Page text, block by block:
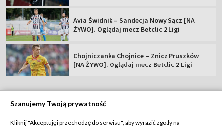
Avia Świdnik – Sandecja Nowy Sącz [NA
ŻYWO]. Oglądaj mecz Betclic 2 Ligi
Chojniczanka Chojnice – Znicz Pruszków
[NA ŻYWO]. Oglądaj mecz Betclic 2 Ligi
Szanujemy Twoją prywatność
Kliknij "Akceptuję i przechodzę do serwisu", aby wyrazić zgody na